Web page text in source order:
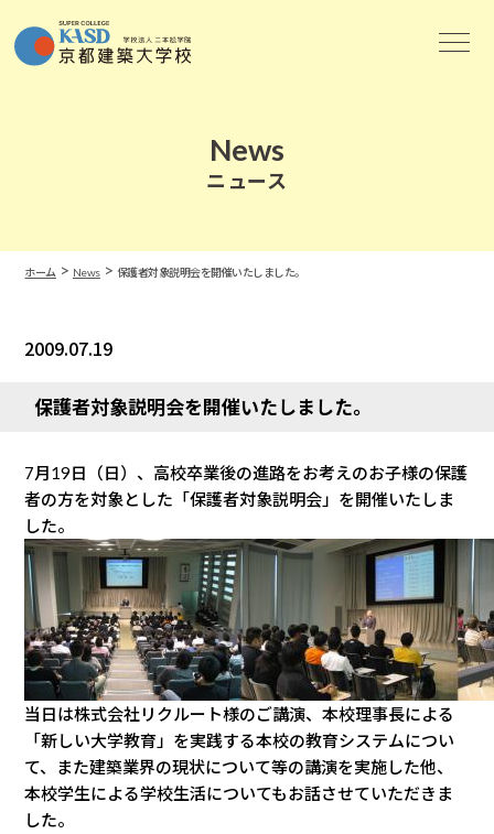
News
ニュース
ホーム > News> 保護者対象説明会を開催いたしました。
2009.07.19
保護者対象説明会を開催いたしました。
7月19日（日）、高校卒業後の進路をお考えのお子様の保護
者の方を対象とした「保護者対象説明会」を開催いたしま
した。
当日は株式会社リクルート様のご講演、本校理事長による
「新しい大学教育」を実践する本校の教育システムについ
て、また建築業界の現状について等の講演を実施した他、
本校学生による学校生活についてもお話させていただきま
した。